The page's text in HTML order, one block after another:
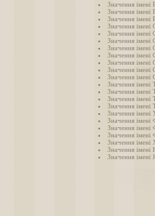
Значення імені
Значення імені
Значення імені
Значення імені
Значення імені
Значення імені
Значення імені
Значення імені
Значення імені
Значення імені
Значення імені
Значення імені
Значення імені
Значення імені
Значення імені
Значення імені
Значення імені
Значення імені
Значення імені
Значення імені
Значення імені
Значення імені